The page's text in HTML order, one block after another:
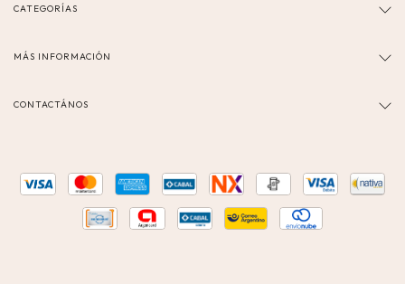
CATEGORÍAS
MÁS INFORMACIÓN
CONTACTÁNOS